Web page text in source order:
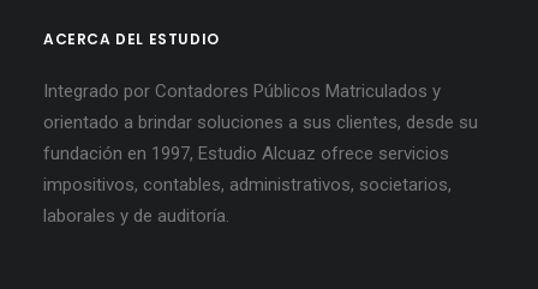
ACERCA DEL ESTUDIO
Integrado por Contadores Públicos Matriculados y
orientado a brindar soluciones a sus clientes, desde su
fundación en 1997, Estudio Alcuaz ofrece servicios
impositivos, contables, administrativos, societarios,
laborales y de auditoría.